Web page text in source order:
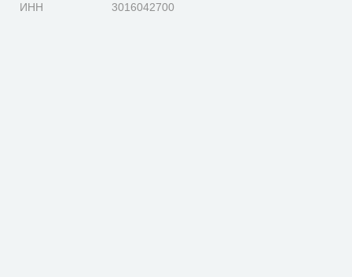
ИНН 3016042700